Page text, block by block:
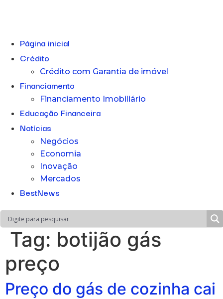
Página inicial
Crédito
Crédito com Garantia de imóvel
Financiamento
Financiamento Imobiliário
Educação Financeira
Notícias
Negócios
Economia
Inovação
Mercados
BestNews
Tag: botijão gás
preço
Preço do gás de cozinha cai